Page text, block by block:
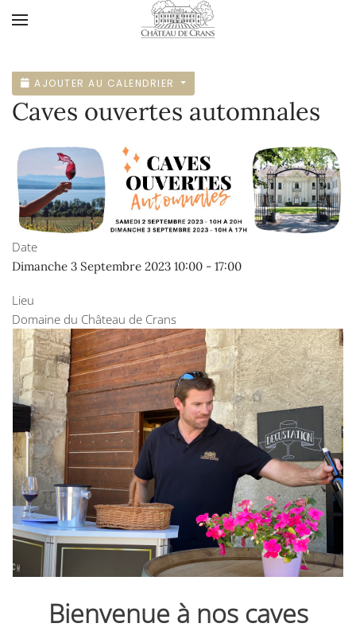
AJOUTER AU CALENDRIER
Caves ouvertes automnales
Date
Dimanche 3 Septembre 2023 10:00 - 17:00
Lieu
Domaine du Château de Crans
Bienvenue à nos caves